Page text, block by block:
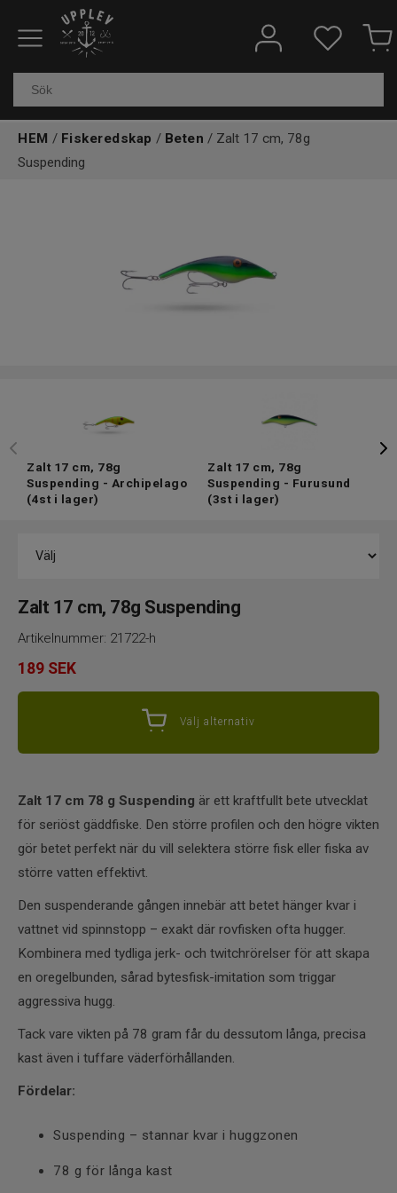
Fiskeredskap
Kläder & skor
HEM / Fiskeredskap / Beten / Zalt 17 cm, 78g
Suspending
Zalt 17 cm, 78g
Suspending - Archipelago
(4st i lager)
Zalt 17 cm, 78g
Suspending - Furusund
(3st i lager)
Zalt 17 cm, 78g Suspending
Artikelnummer: 21722-h
189 SEK
Välj alternativ
Zalt 17 cm 78 g Suspending är ett kraftfullt bete utvecklat
för seriöst gäddfiske. Den större profilen och den högre vikten
gör betet perfekt när du vill selektera större fisk eller fiska av
större vatten effektivt.
Den suspenderande gången innebär att betet hänger kvar i
vattnet vid spinnstopp – exakt där rovfisken ofta hugger.
Kombinera med tydliga jerk- och twitchrörelser för att skapa
en oregelbunden, sårad bytesfisk-imitation som triggar
aggressiva hugg.
Tack vare vikten på 78 gram får du dessutom långa, precisa
kast även i tuffare väderförhållanden.
Fördelar:
Suspending – stannar kvar i huggzonen
78 g för långa kast